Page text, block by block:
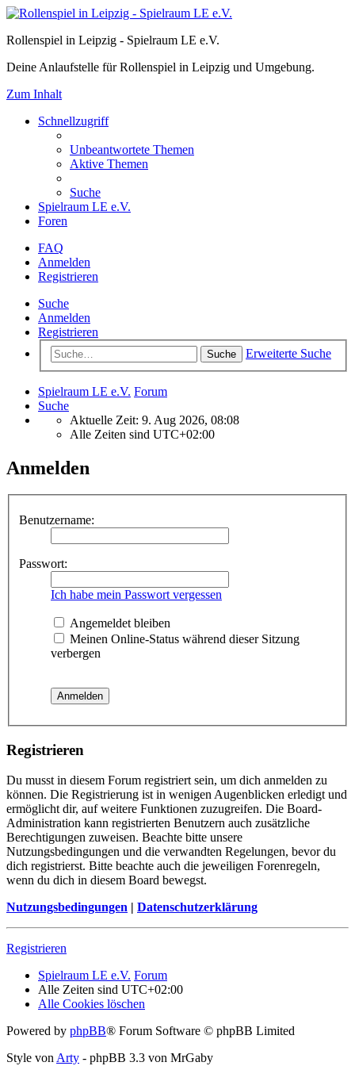
Rollenspiel in Leipzig - Spielraum LE e.V.
Deine Anlaufstelle für Rollenspiel in Leipzig und Umgebung.
Zum Inhalt
Schnellzugriff
Unbeantwortete Themen
Aktive Themen
Suche
Spielraum LE e.V.
Foren
FAQ
Anmelden
Registrieren
Suche
Anmelden
Registrieren
Suche Erweiterte Suche
Spielraum LE e.V. Forum
Suche
Aktuelle Zeit: 9. Aug 2026, 08:08
Alle Zeiten sind UTC+02:00
Anmelden
Benutzername:
Passwort:
Ich habe mein Passwort vergessen
Angemeldet bleiben
Meinen Online-Status während dieser Sitzung
verbergen
Registrieren
Du musst in diesem Forum registriert sein, um dich anmelden zu
können. Die Registrierung ist in wenigen Augenblicken erledigt und
ermöglicht dir, auf weitere Funktionen zuzugreifen. Die Board-
Administration kann registrierten Benutzern auch zusätzliche
Berechtigungen zuweisen. Beachte bitte unsere
Nutzungsbedingungen und die verwandten Regelungen, bevor du
dich registrierst. Bitte beachte auch die jeweiligen Forenregeln,
wenn du dich in diesem Board bewegst.
Nutzungsbedingungen | Datenschutzerklärung
Registrieren
Spielraum LE e.V. Forum
Alle Zeiten sind UTC+02:00
Alle Cookies löschen
Powered by phpBB® Forum Software © phpBB Limited
Style vonArty - phpBB 3.3 von MrGaby